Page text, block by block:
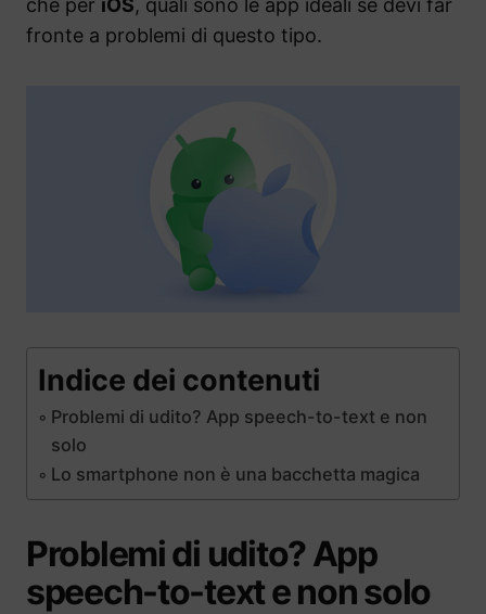
che per iOS, quali sono le app ideali se devi far
fronte a problemi di questo tipo.
Indice dei contenuti
Problemi di udito? App speech-to-text e non
solo
Lo smartphone non è una bacchetta magica
Problemi di udito? App
speech-to-text e non solo